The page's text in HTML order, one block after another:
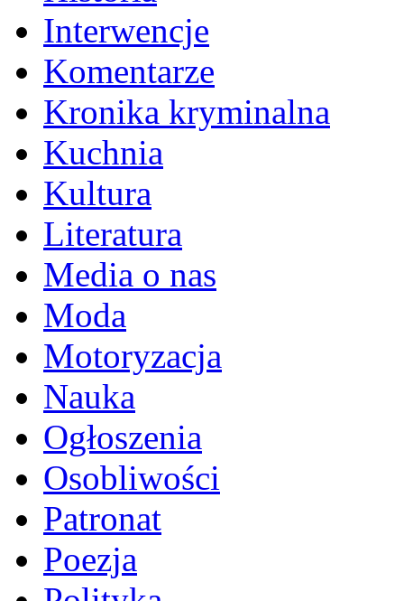
Interwencje
Komentarze
Kronika kryminalna
Kuchnia
Kultura
Literatura
Media o nas
Moda
Motoryzacja
Nauka
Ogłoszenia
Osobliwości
Patronat
Poezja